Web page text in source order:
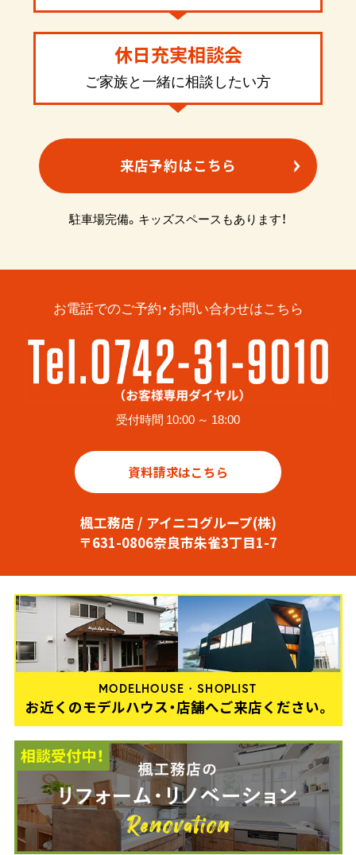
休日充実相談会
ご家族と一緒に相談したい方
来店予約はこちら
駐車場完備。キッズスペースもあります！
お電話でのご予約・お問い合わせはこちら
受付時間 10:00 ～ 18:00
資料請求はこちら
楓工務店 / アイニコグループ(株)
〒631-0806奈良市朱雀3丁目1-7
MODELHOUSE・SHOPLIST
お近くのモデルハウス・店舗へご来店ください。